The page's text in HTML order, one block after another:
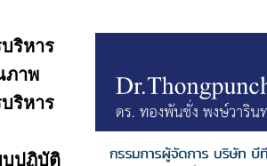
ริหาร
ภาพ
ริหาร
บปฏิบัติ